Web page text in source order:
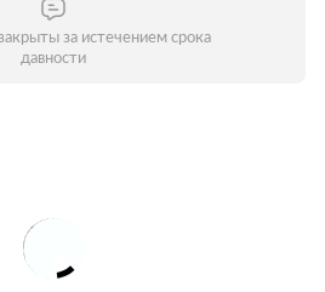
за истечением срока
давности